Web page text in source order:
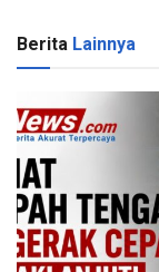
Berita Lainnya